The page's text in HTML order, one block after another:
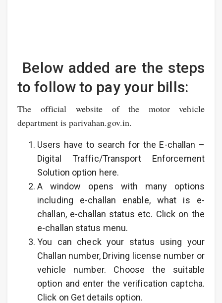
Below added are the steps
to follow to pay your bills:
The official website of the motor vehicle
department is parivahan.gov.in.
Users have to search for the E-challan –
Digital Traffic/Transport Enforcement
Solution option here.
A window opens with many options
including e-challan enable, what is e-
challan, e-challan status etc. Click on the
e-challan status menu.
You can check your status using your
Challan number, Driving license number or
vehicle number. Choose the suitable
option and enter the verification captcha.
Click on Get details option.